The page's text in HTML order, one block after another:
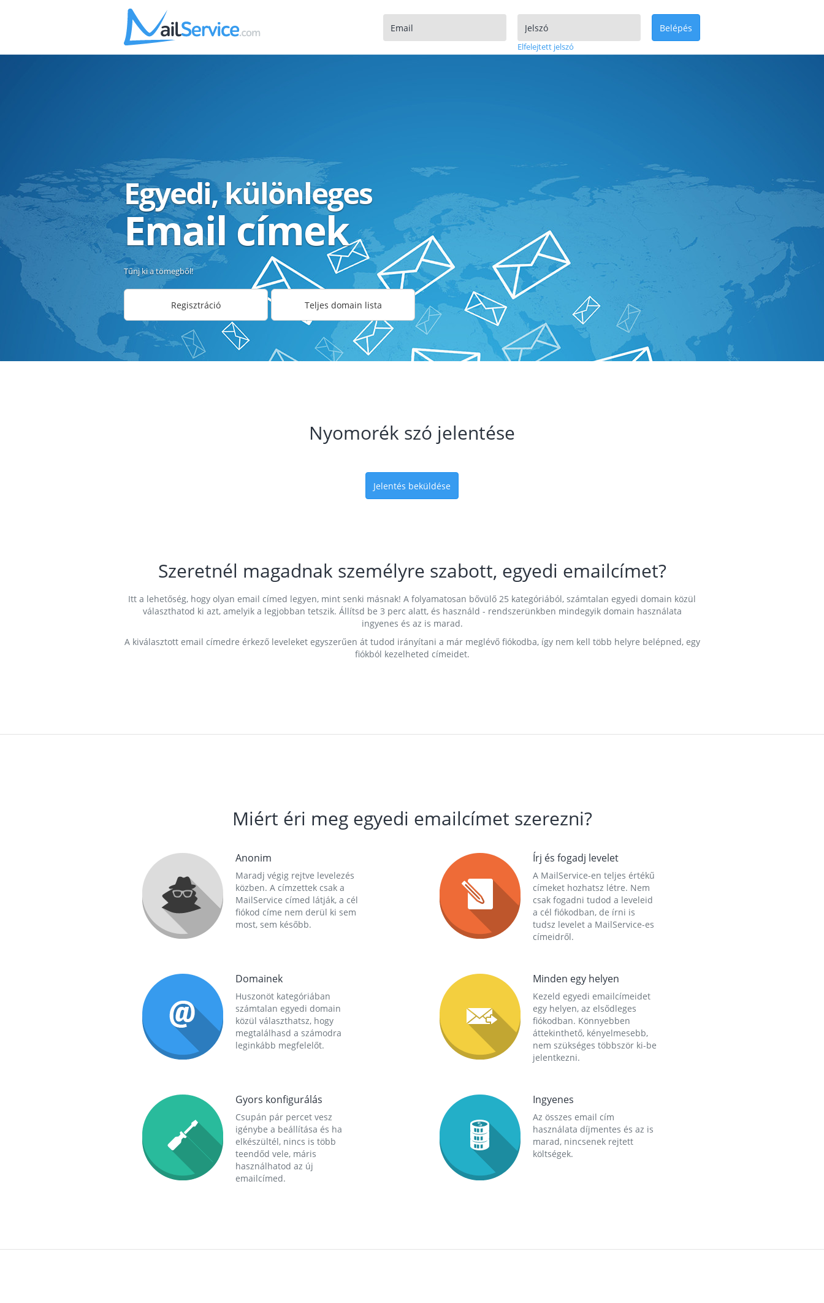
Elfelejtett jelszó
Belépés
Egyedi, különleges
Email címek
Tűnj ki a tömegből!
Regisztráció Teljes domain lista
Nyomorék szó jelentése
Jelentés beküldése
Szeretnél magadnak személyre szabott, egyedi emailcímet?
Itt a lehetőség, hogy olyan email címed legyen, mint senki másnak! A folyamatosan bővülő 25 kategóriából, számtalan egyedi domain közül
választhatod ki azt, amelyik a legjobban tetszik. Állítsd be 3 perc alatt, és használd - rendszerünkben mindegyik domain használata
ingyenes és az is marad.
A kiválasztott email címedre érkező leveleket egyszerűen át tudod irányítani a már meglévő fiókodba, így nem kell több helyre belépned, egy
fiókból kezelheted címeidet.
Miért éri meg egyedi emailcímet szerezni?
Anonim
Maradj végig rejtve levelezés
közben. A címzettek csak a
MailService címed látják, a cél
fiókod címe nem derül ki sem
most, sem később.
Írj és fogadj levelet
A MailService-en teljes értékű
címeket hozhatsz létre. Nem
csak fogadni tudod a leveleid
a cél fiókodban, de írni is
tudsz levelet a MailService-es
címeidről.
Domainek
Huszonöt kategóriában
számtalan egyedi domain
közül választhatsz, hogy
megtalálhasd a számodra
leginkább megfelelőt.
Minden egy helyen
Kezeld egyedi emailcímeidet
egy helyen, az elsődleges
fiókodban. Könnyebben
áttekinthető, kényelmesebb,
nem szükséges többször ki-be
jelentkezni.
Gyors konfigurálás
Csupán pár percet vesz
igénybe a beállítása és ha
elkészültél, nincs is több
teendőd vele, máris
használhatod az új
emailcímed.
Ingyenes
Az összes email cím
használata díjmentes és az is
marad, nincsenek rejtett
költségek.